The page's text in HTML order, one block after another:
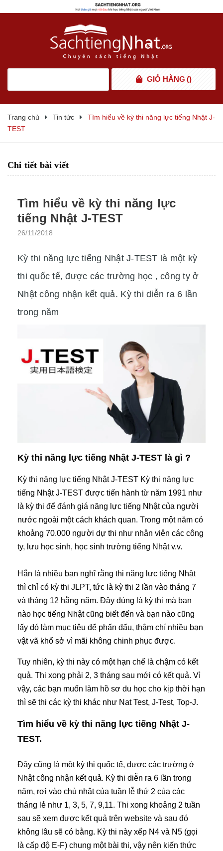
GIỎ HÀNG ()
Trang chủ Tin tức
Tìm hiểu về kỳ thi năng lực tiếng Nhật J-
TEST
Chi tiết bài viết
Tìm hiểu về kỳ thi năng lực
tiếng Nhật J-TEST
26/11/2018
Kỳ thi năng lực tiếng Nhật J-TEST là một kỳ
thi quốc tế, được các trường học , công ty ở
Nhật công nhận kết quả. Kỳ thi diễn ra 6 lần
trong năm
Kỳ thi năng lực tiếng Nhật J-TEST là gì ?
Kỳ thi năng lực tiếng Nhật J-TEST Kỳ thi năng lực
tiếng Nhật J-TEST được tiến hành từ năm 1991 như
là kỳ thi để đánh giá năng lực tiếng Nhật của người
nước ngoài một cách khách quan. Trong một năm có
khoảng 70.000 người dự thi như nhân viên các công
ty, lưu học sinh, học sinh trường tiếng Nhật v.v.
Hẳn là nhiều bạn nghĩ rằng thi năng lực tiếng Nhật
thì chỉ có kỳ thi JLPT, tức là kỳ thi 2 lần vào tháng 7
và tháng 12 hằng năm. Đây đúng là kỳ thi mà bạn
nào học tiếng Nhật cũng biết đến và bạn nào cũng
lấy đó làm mục tiêu để phấn đấu, thậm chí nhiều bạn
vật vã khổ sở vì mãi không chinh phục được.
Tuy nhiên, kỳ thi này có một hạn chế là chậm có kết
quả. Thi xong phải 2, 3 tháng sau mới có kết quả. Vì
vậy, các bạn muốn làm hồ sơ du học cho kịp thời hạn
thì sẽ thi các kỳ thi khác như Nat Test, J-Test, Top-J.
Tìm hiểu về kỳ thi năng lực tiếng Nhật J-
TEST.
Đây cũng là một kỳ thi quốc tế, được các trường ở
Nhật công nhận kết quả. Kỳ thi diễn ra 6 lần trong
năm, rơi vào chủ nhật của tuần lễ thứ 2 của các
tháng lẻ như 1, 3, 5, 7, 9,11. Thi xong khoảng 2 tuần
sau sẽ xem được kết quả trên website và sau đó
không lâu sẽ có bằng. Kỳ thi này xếp N4 và N5 (gọi
là cấp độ E-F) chung một bài thi, vậy nên kiến thức